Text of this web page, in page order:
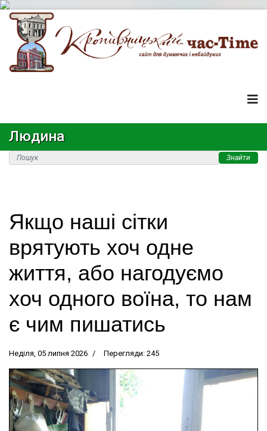
Людина
Знайти
Якщо наші сітки
врятують хоч одне
життя, або нагодуємо
хоч одного воїна, то нам
є чим пишатись
Неділя, 05 липня 2026 Перегляди: 245